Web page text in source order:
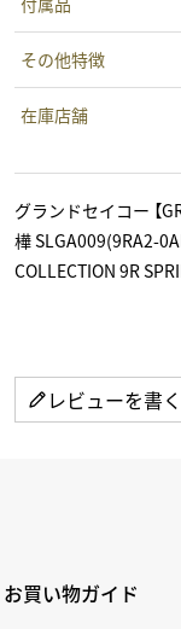
その他特徴
在庫店舗
グランドセイコー 【
樺 SLGA009(9RA2-
COLLECTION 9R
レビューを書く
お買い物ガイド